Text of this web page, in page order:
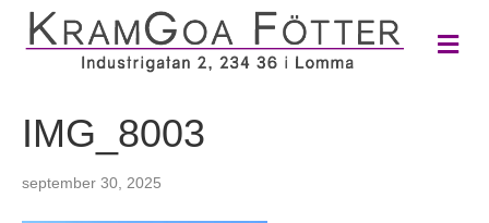
M
e
IMG_8003
september 30, 2025